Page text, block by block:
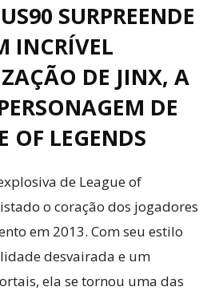
SURPREENDE
INCRÍVEL
DE JINX, A
DE
OF LEGENDS
de League of
o coração dos jogadores
em 2013. Com seu estilo
desvairada e um
ela se tornou uma das